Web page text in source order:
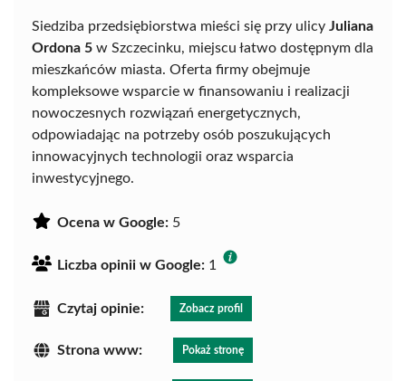
Siedziba przedsiębiorstwa mieści się przy ulicy Juliana
Ordona 5 w Szczecinku, miejscu łatwo dostępnym dla
mieszkańców miasta. Oferta firmy obejmuje
kompleksowe wsparcie w finansowaniu i realizacji
nowoczesnych rozwiązań energetycznych,
odpowiadając na potrzeby osób poszukujących
innowacyjnych technologii oraz wsparcia
inwestycyjnego.
Ocena w Google: 5
Liczba opinii w Google: 1
Czytaj opinie: Zobacz profil
Strona www: Pokaż stronę